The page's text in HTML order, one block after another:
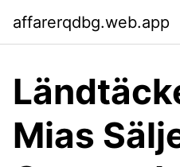
affarerqdbg.web.app
Mias